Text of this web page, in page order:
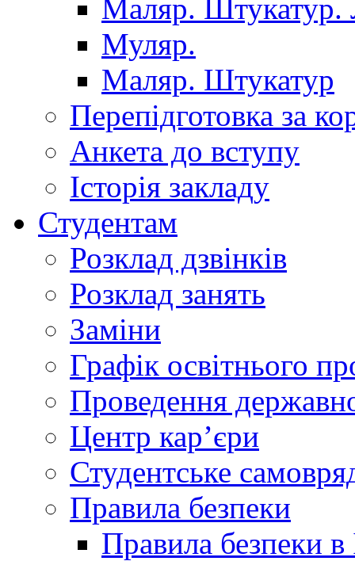
Маляр. Штукатур.
Муляр.
Маляр. Штукатур
Перепідготовка за
Анкета до вступу
Історія закладу
Студентам
Розклад дзвінків
Розклад занять
Заміни
Графік освітнього
Проведення
Центр кар’єри
Студентське
Правила безпеки
Правила безпеки в